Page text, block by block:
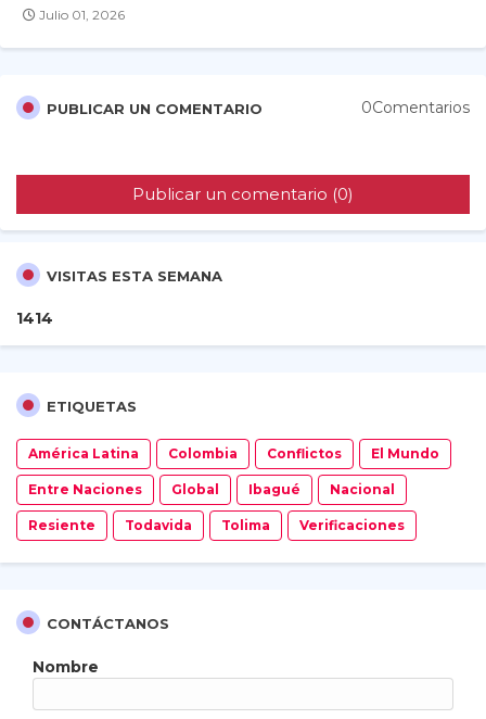
Julio 01, 2026
PUBLICAR UN COMENTARIO 0Comentarios
Publicar un comentario (0)
VISITAS ESTA SEMANA
1414
ETIQUETAS
América Latina Colombia Conflictos El Mundo
Entre Naciones Global Ibagué Nacional
Resiente Todavida Tolima Verificaciones
CONTÁCTANOS
Nombre